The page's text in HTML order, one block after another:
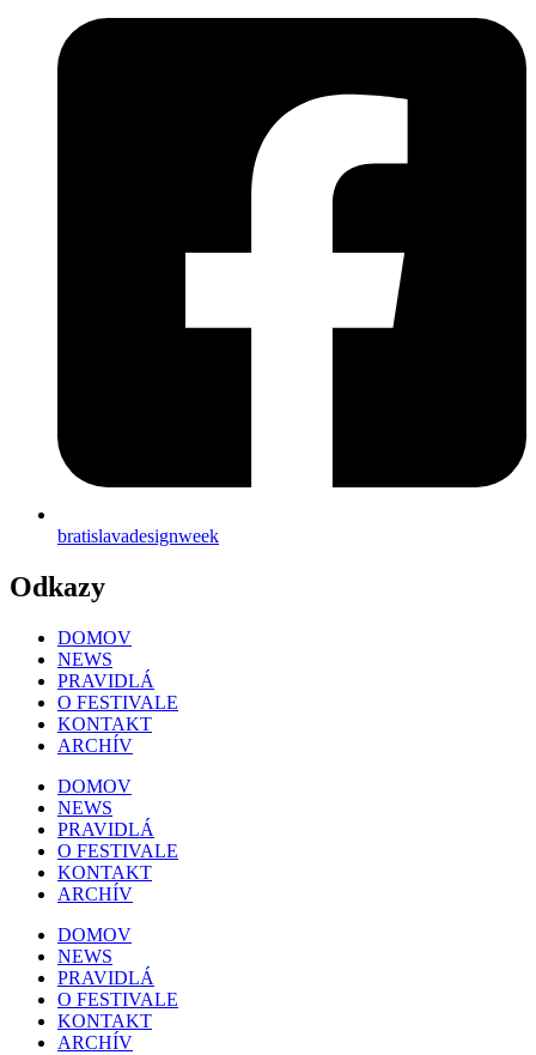
bratislavadesignweek
Odkazy
DOMOV
NEWS
PRAVIDLÁ
O FESTIVALE
KONTAKT
ARCHÍV
DOMOV
NEWS
PRAVIDLÁ
O FESTIVALE
KONTAKT
ARCHÍV
DOMOV
NEWS
PRAVIDLÁ
O FESTIVALE
KONTAKT
ARCHÍV